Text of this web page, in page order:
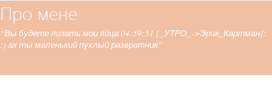
Про мене
“Вы будете лизать мои яйца 04:59:51 [_УТРО_->Эрик_Картман]:
:) ах ты маленький пухлый развратник”